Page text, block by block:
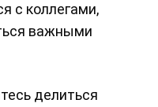
с коллегами,
важными
делиться